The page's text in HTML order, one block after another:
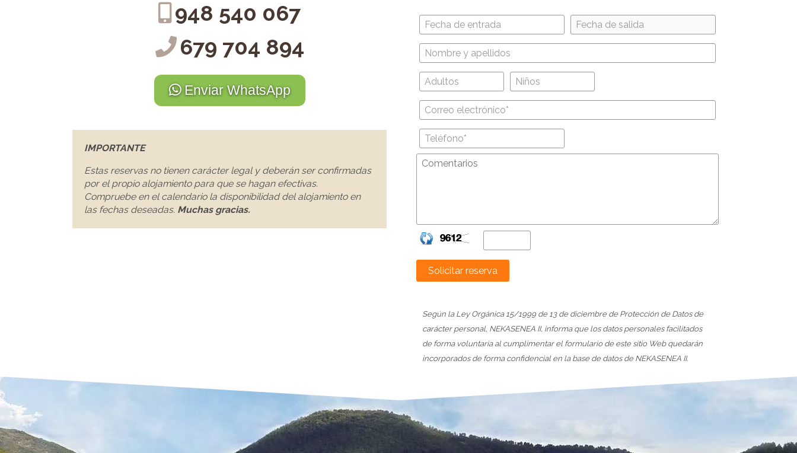
948 540 067
679 704 894
Enviar WhatsApp
IMPORTANTE
Estas reservas no tienen carácter legal y deberán ser confirmadas
por el propio alojamiento para que se hagan efectivas.
Compruebe en el calendario la disponibilidad del alojamiento en
las fechas deseadas. Muchas gracias.
Solicitar reserva
Según la Ley Orgánica 15/1999 de 13 de diciembre de Protección de Datos de
carácter personal, NEKASENEA II, informa que los datos personales facilitados
de forma voluntaria al cumplimentar el formulario de este sitio Web quedarán
incorporados de forma confidencial en la base de datos de NEKASENEA II.